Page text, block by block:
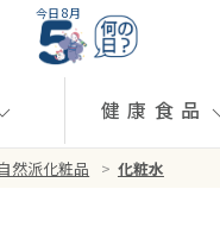
今日 8月
健康食品
然派化粧品 > 化粧水